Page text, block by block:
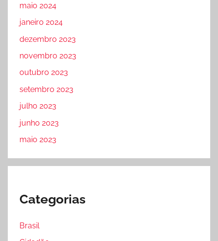
maio 2024
janeiro 2024
dezembro 2023
novembro 2023
outubro 2023
setembro 2023
julho 2023
junho 2023
maio 2023
Categorias
Brasil